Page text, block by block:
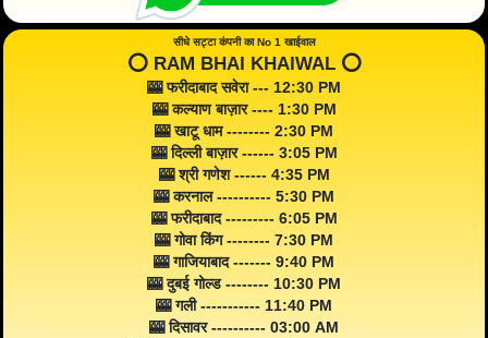
सीधे सट्टा कंपनी का No 1 खाईवाल
⭕️ RAM BHAI KHAIWAL ⭕️
🎰 फरीदाबाद सवेरा --- 12:30 PM
🎰 कल्याण बाज़ार ---- 1:30 PM
🎰 खाटू धाम -------- 2:30 PM
🎰 दिल्ली बाज़ार ------ 3:05 PM
🎰 श्री गणेश ------ 4:35 PM
🎰 करनाल ---------- 5:30 PM
🎰 फरीदाबाद --------- 6:05 PM
🎰 गोवा किंग -------- 7:30 PM
🎰 गाजियाबाद ------- 9:40 PM
🎰 दुबई गोल्ड -------- 10:30 PM
🎰 गली ----------- 11:40 PM
🎰 दिसावर ---------- 03:00 AM